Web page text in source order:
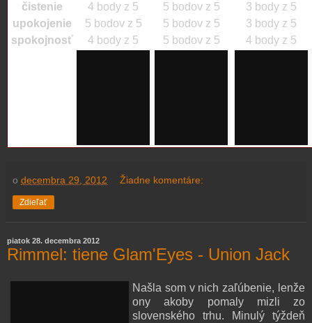
čistenie
4 body z 5 5 bodov z 5
3 body z 5
upokojenie
5 bodov z 5 5 bodov z 5
3 body z 5
spokojnosť
4 body z 5 5 bodov z 5 4 body z 5
o decembra 29, 2012 Žiadne komentáre:
Zdieľať
piatok 28. decembra 2012
Rimmel: tiene Glam'Eyes - Union Jack
Našla som v nich zaľúbenie, lenže
ony akoby pomaly mizli zo
slovenského trhu. Minulý týždeň